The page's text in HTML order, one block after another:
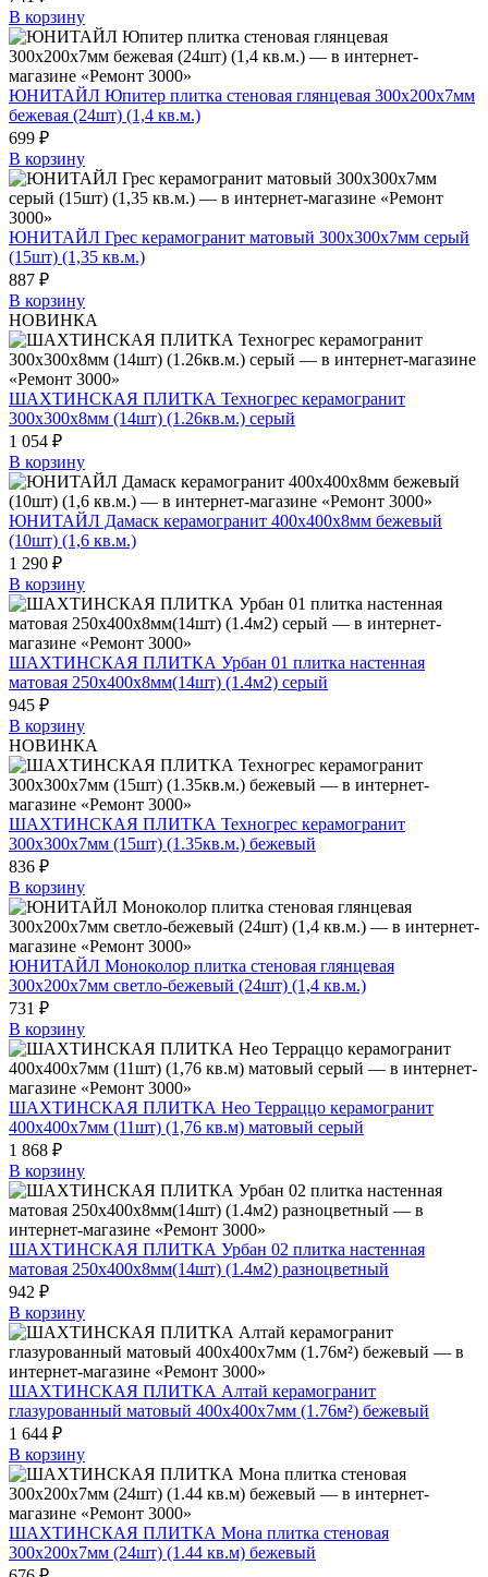
В корзину
ЮНИТАЙЛ Юпитер плитка стеновая глянцевая 300х200х7мм
бежевая (24шт) (1,4 кв.м.)
699 ₽
В корзину
ЮНИТАЙЛ Грес керамогранит матовый 300х300х7мм серый
(15шт) (1,35 кв.м.)
887 ₽
В корзину
НОВИНКА
ШАХТИНСКАЯ ПЛИТКА Техногрес керамогранит
300x300x8мм (14шт) (1.26кв.м.) серый
1 054 ₽
В корзину
ЮНИТАЙЛ Дамаск керамогранит 400х400х8мм бежевый
(10шт) (1,6 кв.м.)
1 290 ₽
В корзину
ШАХТИНСКАЯ ПЛИТКА Урбан 01 плитка настенная
матовая 250x400x8мм(14шт) (1.4м2) серый
945 ₽
В корзину
НОВИНКА
ШАХТИНСКАЯ ПЛИТКА Техногрес керамогранит
300x300x7мм (15шт) (1.35кв.м.) бежевый
836 ₽
В корзину
ЮНИТАЙЛ Моноколор плитка стеновая глянцевая
300х200х7мм светло-бежевый (24шт) (1,4 кв.м.)
731 ₽
В корзину
ШАХТИНСКАЯ ПЛИТКА Нео Терраццо керамогранит
400x400х7мм (11шт) (1,76 кв.м) матовый серый
1 868 ₽
В корзину
ШАХТИНСКАЯ ПЛИТКА Урбан 02 плитка настенная
матовая 250x400x8мм(14шт) (1.4м2) разноцветный
942 ₽
В корзину
ШАХТИНСКАЯ ПЛИТКА Алтай керамогранит
глазурованный матовый 400х400х7мм (1.76м²) бежевый
1 644 ₽
В корзину
ШАХТИНСКАЯ ПЛИТКА Мона плитка стеновая
300х200х7мм (24шт) (1.44 кв.м) бежевый